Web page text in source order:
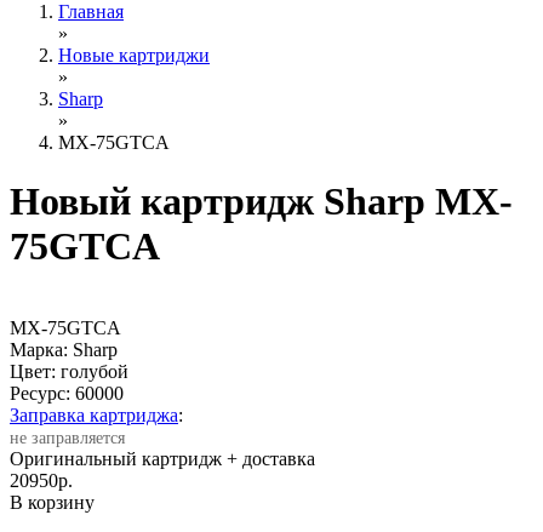
Главная
»
Новые картриджи
»
Sharp
»
MX-75GTCA
Новый картридж Sharp MX-
75GTCA
MX-75GTCA
Марка: Sharp
Цвет: голубой
Ресурс: 60000
Заправка картриджа:
не заправляется
Оригинальный картридж + доставка
20950р.
В корзину